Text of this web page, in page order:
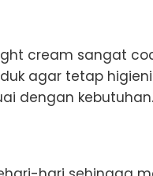
cream sangat
agar tetap
dengan kebutuhan.